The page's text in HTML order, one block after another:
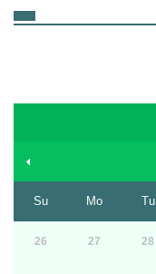
Su Mo Tu
26 27 28